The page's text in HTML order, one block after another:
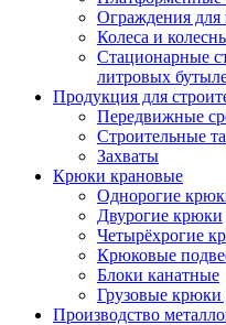
Ограждения для
Колеса и
Стационарные
литровых
Продукция для
Передвижные
Строительные
Захваты
Крюки крановые
Однорогие
Двурогие крюки
Четырёхрогие
Крюковые
Блоки канатные
Грузовые крюки
Производство